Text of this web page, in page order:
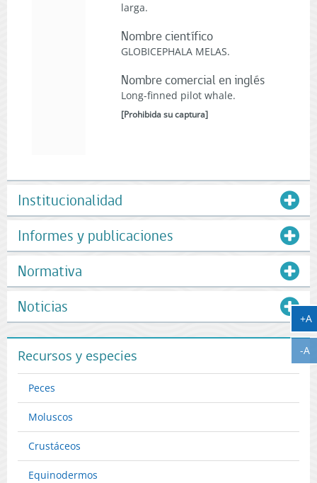
larga.
Nombre científico
GLOBICEPHALA MELAS.
Nombre comercial en inglés
Long-finned pilot whale.
[Prohibida su captura]
Institucionalidad
Informes y publicaciones
Normativa
Noticias
Recursos y especies
Peces
Moluscos
Crustáceos
Equinodermos
+A
-A